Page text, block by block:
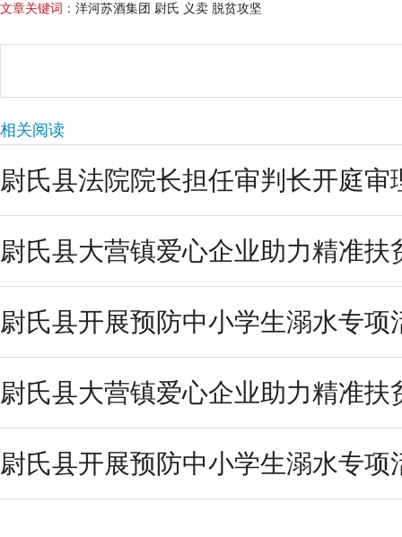
文章关键词： 洋河苏酒集团 尉氏 义卖 脱贫攻坚
相关阅读
尉氏县法院院长担任审判长开庭审
尉氏县大营镇爱心企业助力精准扶
尉氏县开展预防中小学生溺水专项
尉氏县大营镇爱心企业助力精准扶
尉氏县开展预防中小学生溺水专项